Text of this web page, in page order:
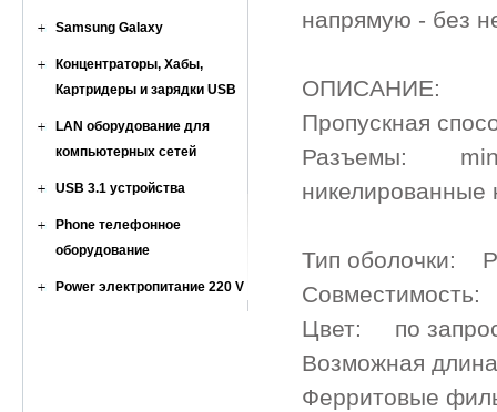
Samsung Galaxy
Концентраторы, Хабы,
Картридеры и зарядки USB
LAN оборудование для
компьютерных сетей
USB 3.1 устройства
Phone телефонное
оборудование
Power электропитание 220 V
напрямую - без
ОПИСАНИЕ:
Пропускная
Разъемы: mini
никелированные
Тип оболочки:
Совместимость:
Цвет: по
Возможная
Ферритовые